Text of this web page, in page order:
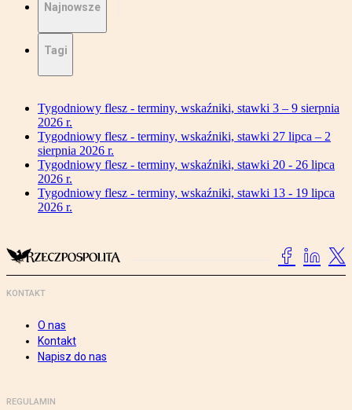
Najnowsze
Tagi
Tygodniowy flesz - terminy, wskaźniki, stawki 3 – 9 sierpnia
2026 r.
Tygodniowy flesz - terminy, wskaźniki, stawki 27 lipca – 2
sierpnia 2026 r.
Tygodniowy flesz - terminy, wskaźniki, stawki 20 - 26 lipca
2026 r.
Tygodniowy flesz - terminy, wskaźniki, stawki 13 - 19 lipca
2026 r.
KONTAKT
O nas
Kontakt
Napisz do nas
REGULAMIN